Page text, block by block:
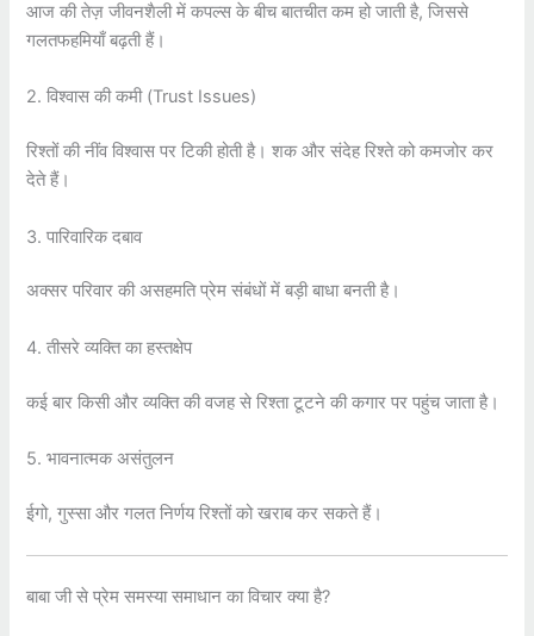
आज की तेज़ जीवनशैली में कपल्स के बीच बातचीत कम हो जाती है, जिससे
गलतफहमियाँ बढ़ती हैं।
2. विश्वास की कमी (Trust Issues)
रिश्तों की नींव विश्वास पर टिकी होती है। शक और संदेह रिश्ते को कमजोर कर
देते हैं।
3. पारिवारिक दबाव
अक्सर परिवार की असहमति प्रेम संबंधों में बड़ी बाधा बनती है।
4. तीसरे व्यक्ति का हस्तक्षेप
कई बार किसी और व्यक्ति की वजह से रिश्ता टूटने की कगार पर पहुंच जाता है।
5. भावनात्मक असंतुलन
ईगो, गुस्सा और गलत निर्णय रिश्तों को खराब कर सकते हैं।
बाबा जी से प्रेम समस्या समाधान का विचार क्या है?